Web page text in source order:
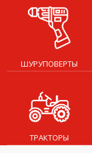
ШУРУПОВЕРТЫ
ТРАКТОРЫ